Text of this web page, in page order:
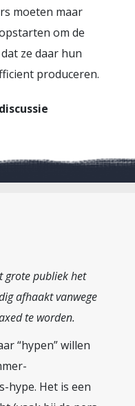
moeten maar
om de
ze daar hun
produceren.
grote publiek het
afhaakt vanwege
te worden.
“hypen” willen
hype. Het is een